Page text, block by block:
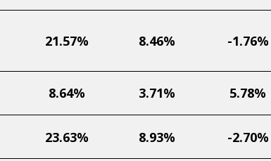
-1.76%
8.46%
21.57%
5.78%
3.71%
8.64%
-2.70%
8.93%
23.63%